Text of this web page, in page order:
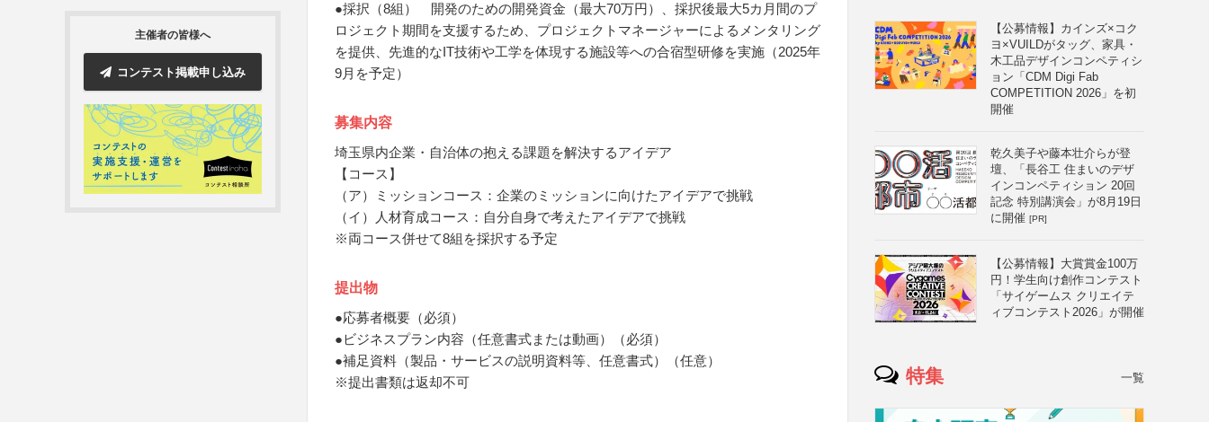
主催者の皆様へ
コンテスト掲載申し込み
●採択（8組） 開発のための開発資金（最大70万円）、採択後最大5カ月間のプ
ロジェクト期間を支援するため、プロジェクトマネージャーによるメンタリング
を提供、先進的なIT技術や工学を体現する施設等への合宿型研修を実施（2025年
9月を予定）
募集内容
埼玉県内企業・自治体の抱える課題を解決するアイデア
【コース】
（ア）ミッションコース：企業のミッションに向けたアイデアで挑戦
（イ）人材育成コース：自分自身で考えたアイデアで挑戦
※両コース併せて8組を採択する予定
提出物
●応募者概要（必須）
●ビジネスプラン内容（任意書式または動画）（必須）
●補足資料（製品・サービスの説明資料等、任意書式）（任意）
※提出書類は返却不可
【公募情報】カインズ×コク
ヨ×VUILDがタッグ、家具・
木工品デザインコンペティシ
ョン「CDM Digi Fab
COMPETITION 2026」を初
開催
乾久美子や藤本壮介らが登
壇、「長谷工 住まいのデザ
インコンペティション 20回
記念 特別講演会」が8月19日
に開催 [PR]
【公募情報】大賞賞金100万
円！学生向け創作コンテスト
「サイゲームス クリエイテ
ィブコンテスト2026」が開催
特集 一覧